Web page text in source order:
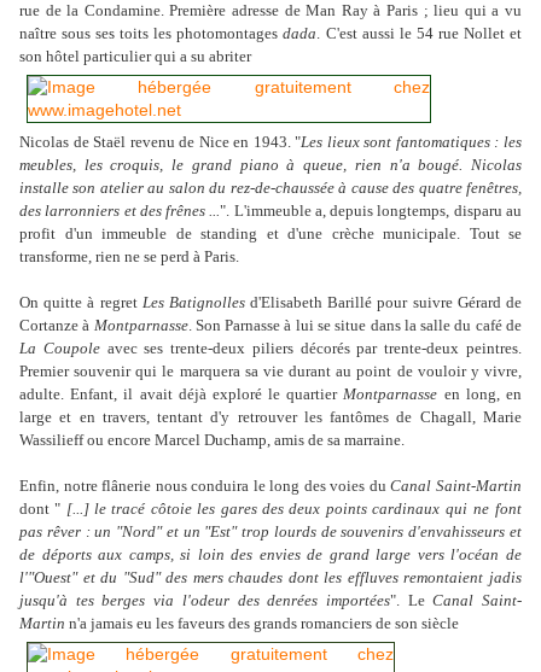
rue de la Condamine. Première adresse de Man Ray à Paris ; lieu qui a vu
naître sous ses toits les photomontagesdada. C'est aussi le 54 rue Nollet et
son hôtel particulier qui a su abriter
Nicolas de Staël revenu de Nice en 1943. "Les lieux sont fantomatiques : les
meubles, les croquis, le grand piano à queue, rien n'a bougé. Nicolas
installe son atelier au salon du rez-de-chaussée à cause des quatre fenêtres,
des larronniers et des frênes ...". L'immeuble a, depuis longtemps, disparu au
profit d'un immeuble de standing et d'une crèche municipale. Tout se
transforme, rien ne se perd à Paris.
On quitte à regret Les Batignollesd'Elisabeth Barillé pour suivre Gérard de
Cortanze à Montparnasse. Son Parnasse à lui se situe dans la salle du café de
La Coupoleavec ses trente-deux piliers décorés par trente-deux peintres.
Premier souvenir qui le marquera sa vie durant au point de vouloir y vivre,
adulte. Enfant, il avait déjà exploré le quartierMontparnasse en long, en
large et en travers, tentant d'y retrouver les fantômes de Chagall, Marie
Wassilieff ou encore Marcel Duchamp, amis de sa marraine.
Enfin, notre flânerie nous conduira le long des voies duCanal Saint-Martin
dont " [...] le tracé côtoie les gares des deux points cardinaux qui ne font
pas rêver : un "Nord" et un "Est" trop lourds de souvenirs d'envahisseurs et
de déports aux camps, si loin des envies de grand large vers l'océan de
l'"Ouest" et du "Sud" des mers chaudes dont les effluves remontaient jadis
jusqu'à tes berges via l'odeur des denrées importées". LeCanal Saint-
Martin n'a jamais eu les faveurs des grands romanciers de son siècle